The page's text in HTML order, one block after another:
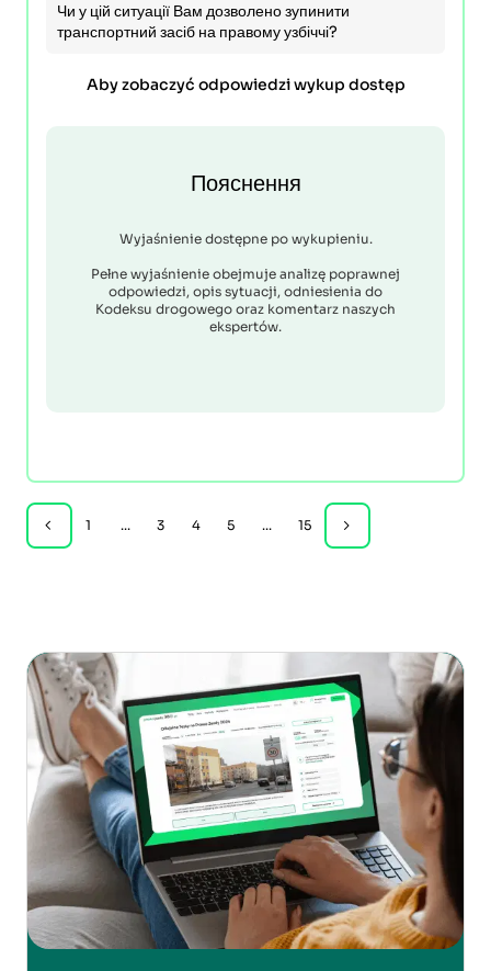
Чи у цій ситуації Вам дозволено зупинити
транспортний засіб на правому узбіччі?
Aby zobaczyć odpowiedzi wykup dostęp
Пояснення
Wyjaśnienie dostępne po wykupieniu.
Pełne wyjaśnienie obejmuje analizę poprawnej
odpowiedzi, opis sytuacji, odniesienia do
Kodeksu drogowego oraz komentarz naszych
ekspertów.
1 ... 3 4 5 ... 15